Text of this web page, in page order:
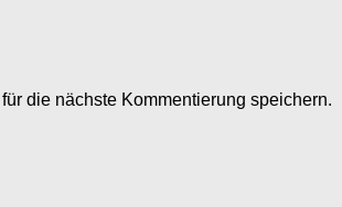
die nächste Kommentierung speichern.